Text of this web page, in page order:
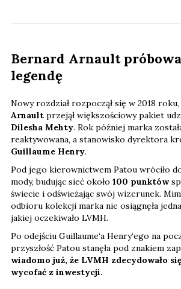
Bernard Arnault
legendę
Nowy rozdział rozpoczął się w 2018
Arnault przejął większościowy pakiet
Dilesha Mehty. Rok później marka
reaktywowana, a stanowisko dyrektora
Guillaume Henry.
Pod jego kierownictwem Patou wróciło
mody, budując sieć około 100 punktów
świecie i odświeżając swój wizerunek.
odbioru kolekcji marka nie osiągnęła
jakiej oczekiwało LVMH.
Po odejściu Guillaume‘a Henry‘ego na
przyszłość Patou stanęła pod znakiem
wiadomo już, że LVMH zdecydowało
wycofać z inwestycji.